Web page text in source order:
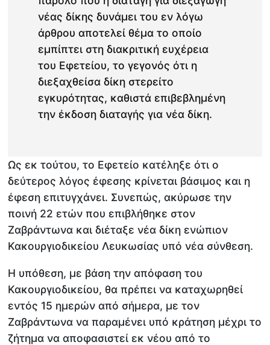
νέας δίκης δυνάμει του εν λόγω
άρθρου αποτελεί θέμα το οποίο
εμπίπτει στη διακριτική ευχέρεια
του Εφετείου, το γεγονός ότι η
διεξαχθείσα δίκη στερείτο
εγκυρότητας, καθιστά επιβεβλημένη
την έκδοση διαταγής για νέα δίκη.
Ως εκ τούτου, το Εφετείο κατέληξε ότι ο
δεύτερος λόγος έφεσης κρίνεται βάσιμος και η
έφεση επιτυγχάνει. Συνεπώς, ακύρωσε την
ποινή 22 ετών που επιβλήθηκε στον
Ζαβράντωνα και διέταξε νέα δίκη ενώπιον
Κακουργιοδικείου Λευκωσίας υπό νέα σύνθεση.
Η υπόθεση, με βάση την απόφαση του
Κακουργιοδικείου, θα πρέπει να καταχωρηθεί
εντός 15 ημερών από σήμερα, με τον
Ζαβράντωνα να παραμένει υπό κράτηση μέχρι το
ζήτημα να αποφασιστεί εκ νέου από το